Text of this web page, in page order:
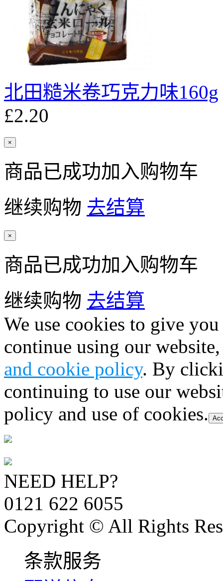
北田糙米卷巧克力味160g
£2.20
×
商品已成功加入购物车
继续购物 去结算
×
商品已成功加入购物车
继续购物 去结算
We use cookies to give
continue using our
and cookie policy. By
continuing to use our
policy and use of cookies.
NEED HELP?
0121 622 6055
Copyright © All Rights
条款服务